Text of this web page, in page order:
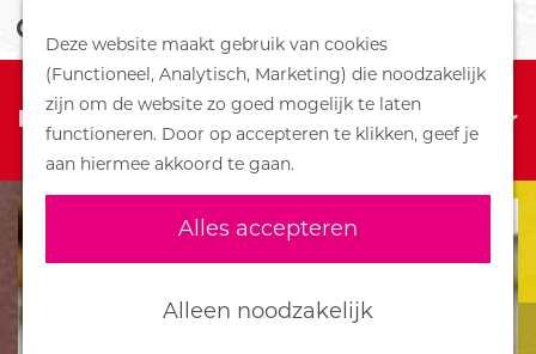
Deze website maakt gebruik van cookies
(Functioneel, Analytisch, Marketing) die noodzakelijk
zijn om de website zo goed mogelijk te laten
functioneren. Door op accepteren te klikken, geef je
aan hiermee akkoord te gaan.
Alles accepteren
Alleen noodzakelijk
G
n
a
r
d
h
o
o
e
k
e
n
M
e
n
u
DORPEN
Bennekom
De Klomp
Deelen
Ederveen
Harskamp
Hoenderloo
Sorry, deze activiteit is niet meer
beschikbaar. Bekijk het
actuele aanbod
voor
de beschikbare opties.